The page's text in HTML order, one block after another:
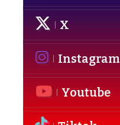
X
Instagram
Youtube